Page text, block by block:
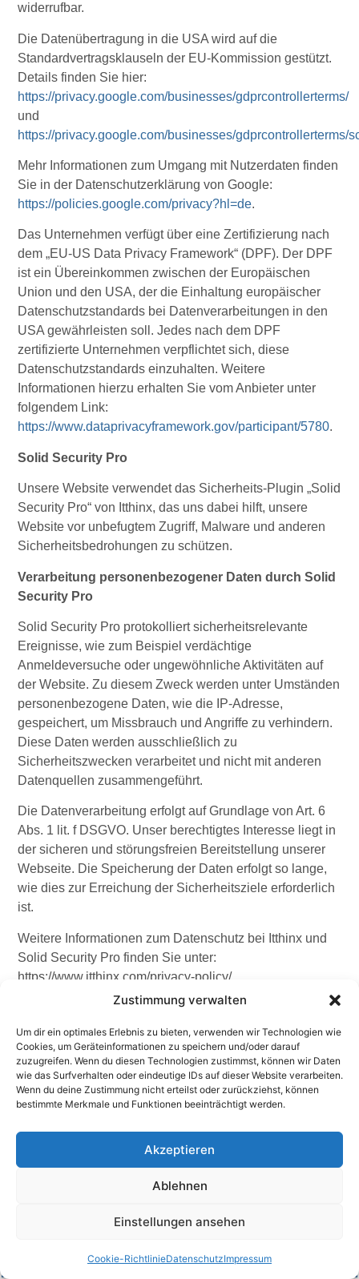
Zustimmung verwalten
Um dir ein optimales Erlebnis zu bieten, verwenden wir Technologien wie
Cookies, um Geräteinformationen zu speichern und/oder darauf
zuzugreifen. Wenn du diesen Technologien zustimmst, können wir Daten
wie das Surfverhalten oder eindeutige IDs auf dieser Website verarbeiten.
Wenn du deine Zustimmung nicht erteilst oder zurückziehst, können
bestimmte Merkmale und Funktionen beeinträchtigt werden.
Akzeptieren
Ablehnen
Einstellungen ansehen
Cookie-RichtlinieDatenschutzImpressum
widerrufbar.
Die Datenübertragung in die USA wird auf die
Standardvertragsklauseln der EU-Kommission gestützt.
Details finden Sie hier:
https://privacy.google.com/businesses/gdprcontrollerterms/
und
https://privacy.google.com/businesses/gdprcontrollerterms/
Mehr Informationen zum Umgang mit Nutzerdaten finden
Sie in der Datenschutzerklärung von Google:
https://policies.google.com/privacy?hl=de.
Das Unternehmen verfügt über eine Zertifizierung nach
dem „EU-US Data Privacy Framework“ (DPF). Der DPF
ist ein Übereinkommen zwischen der Europäischen
Union und den USA, der die Einhaltung europäischer
Datenschutzstandards bei Datenverarbeitungen in den
USA gewährleisten soll. Jedes nach dem DPF
zertifizierte Unternehmen verpflichtet sich, diese
Datenschutzstandards einzuhalten. Weitere
Informationen hierzu erhalten Sie vom Anbieter unter
folgendem Link:
https://www.dataprivacyframework.gov/participant/5780.
Solid Security Pro
Unsere Website verwendet das Sicherheits-Plugin „Solid
Security Pro“ von Itthinx, das uns dabei hilft, unsere
Website vor unbefugtem Zugriff, Malware und anderen
Sicherheitsbedrohungen zu schützen.
Verarbeitung personenbezogener Daten durch Solid
Security Pro
Solid Security Pro protokolliert sicherheitsrelevante
Ereignisse, wie zum Beispiel verdächtige
Anmeldeversuche oder ungewöhnliche Aktivitäten auf
der Website. Zu diesem Zweck werden unter Umständen
personenbezogene Daten, wie die IP-Adresse,
gespeichert, um Missbrauch und Angriffe zu verhindern.
Diese Daten werden ausschließlich zu
Sicherheitszwecken verarbeitet und nicht mit anderen
Datenquellen zusammengeführt.
Die Datenverarbeitung erfolgt auf Grundlage von Art. 6
Abs. 1 lit. f DSGVO. Unser berechtigtes Interesse liegt in
der sicheren und störungsfreien Bereitstellung unserer
Webseite. Die Speicherung der Daten erfolgt so lange,
wie dies zur Erreichung der Sicherheitsziele erforderlich
ist.
Weitere Informationen zum Datenschutz bei Itthinx und
Solid Security Pro finden Sie unter:
https://www.itthinx.com/privacy-policy/.
Unsere Website nutzt das datenschutzfreundliche
Statistik-Plugin „Statify“. Statify ermöglicht uns eine
einfache Analyse der Besucherzahlen auf unserer
Website, ohne dabei personenbezogene Daten zu
Verarbeitung personenbezogener Daten durch
Statify
Statify verzichtet vollständig auf die Erhebung von
personenbezogenen Daten, wie zum Beispiel IP-
Adressen oder Browser-Fingerprints. Es werden
lediglich anonymisierte, zusammengefasste Statistiken
BUCHEN